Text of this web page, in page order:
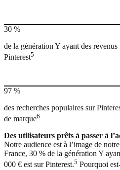
30 %
de la génération Y ayant des
Pinterest5
97 %
des recherches populaires sur
de marque6
Des utilisateurs prêts à passer à
Notre audience est à l’image de
France, 30 % de la génération Y
000 € est sur Pinterest.5 Pourquoi